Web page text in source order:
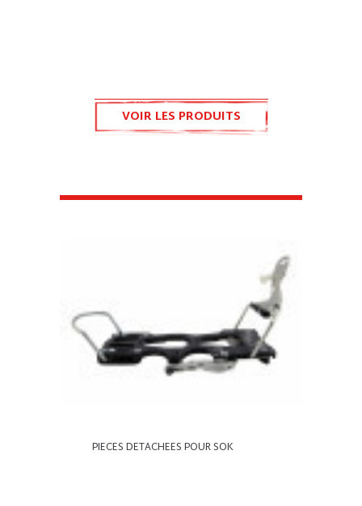
VOIR LES PRODUITS
PIECES DETACHEES POUR SOK